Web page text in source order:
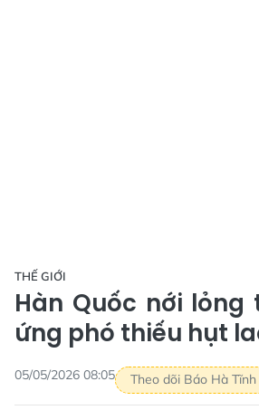
THẾ GIỚI
Hàn Quốc nới
ứng phó thiếu hụt
05/05/2026 08:05 Theo dõi Báo Hà